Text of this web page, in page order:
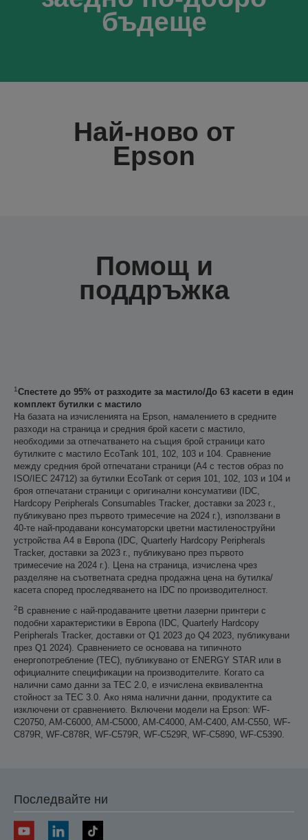
бъдеще
Най-ново от
Epson
Помощ и
поддръжка
1Спестете до 95% от разходите за мастило/До 63 касети в един
комплект бутилки с мастило
На базата на изчисленията на Epson, намалението в средните
разходи на страница и средния брой касети с мастило,
необходими за отпечатването на същия брой страници като
бутилките с мастило EcoTank 101, 102, 103 и 104. Сравнение
между средния брой отпечатани страници (A4 с тестов образ по
ISO/IEC 24712) за бутилки EcoTank от серия 101, 102, 103 и 104 и
броя отпечатани страници с оригинални консумативи (IDC,
Hardcopy Peripherals Consumables Tracker, доставки за 2023 г.,
публикувано през първото тримесечие на 2024 г.), използвани в
40-те най-продавани консуматорски цветни мастиленоструйни
устройства А4 в Европа (IDC, Quarterly Hardcopy Peripherals
Tracker, доставки за 2023 г., публикувано през първото
тримесечие на 2024 г.). Цена на страница, изчислена чрез
разделяне на съответната средна продажна цена на бутилка/
касета според проследяването на IDC по производителност.
2 В сравнение с най-продаваните цветни лазерни принтери с
подобни характеристики в Европа (IDC, Quarterly Hardcopy
Peripherals Tracker, доставки от Q1 2023 до Q4 2023, публикувани
през Q1 2024). Сравнението се основава на типичното
енергопотребление (TEC), публикувано от ENERGY STAR или в
официалните спецификации на производителите. Когато са
налични само данни за TEC 2.0, е изчислена еквивалентна
стойност за TEC 3.0. Ако няма налични данни, продуктите са
изключени от сравнението. Включени модели на Epson: WF-
C20750, AM-C6000, AM-C5000, AM-C4000, AM-C400, AM-C550, WF-
C879R, WF-C878R, WF-C579R, WF-C529R, WF-C5890, WF-C5390.
Последвайте ни